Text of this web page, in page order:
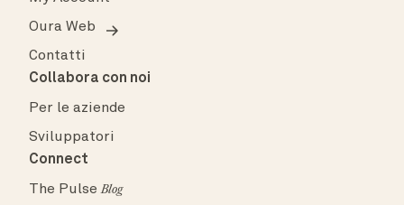
Oura Web
Contatti
Collabora con noi
Per le aziende
Sviluppatori
Connect
The PulseBlog